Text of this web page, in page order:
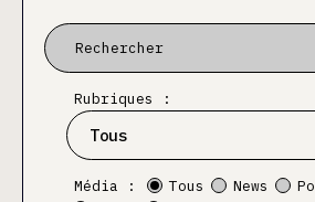
Rubriques :
Média : Tous News